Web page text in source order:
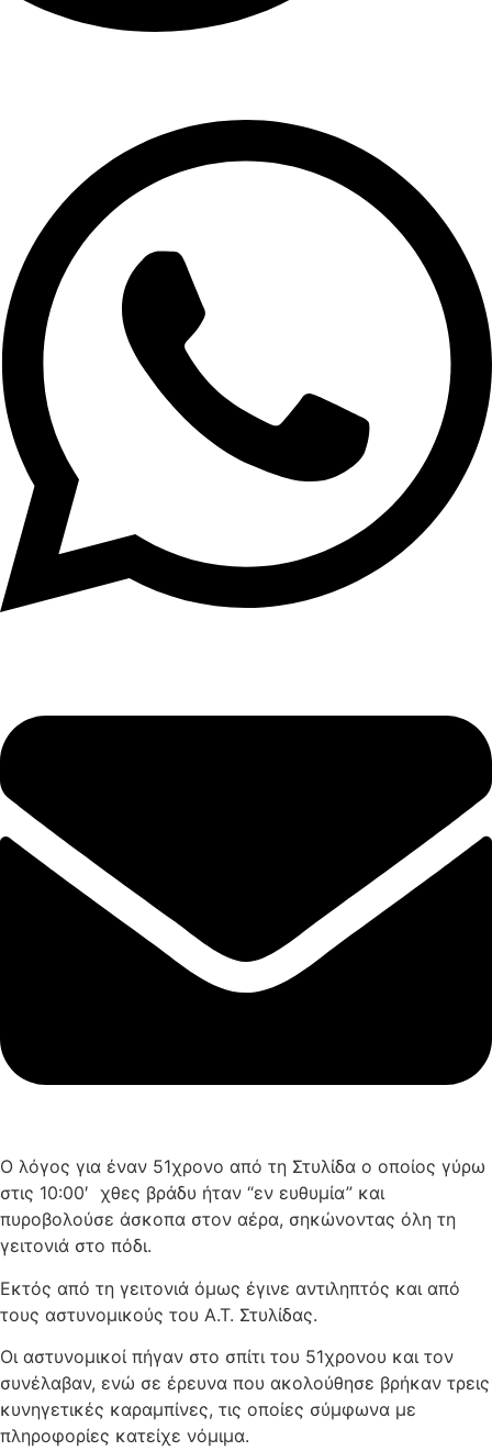
Ο λόγος για έναν 51χρονο από τη Στυλίδα ο οποίος γύρω
στις 10:00′ χθες βράδυ ήταν “εν ευθυμία” και
πυροβολούσε άσκοπα στον αέρα, σηκώνοντας όλη τη
γειτονιά στο πόδι.
Εκτός από τη γειτονιά όμως έγινε αντιληπτός και από
τους αστυνομικούς του Α.Τ. Στυλίδας.
Οι αστυνομικοί πήγαν στο σπίτι του 51χρονου και τον
συνέλαβαν, ενώ σε έρευνα που ακολούθησε βρήκαν τρεις
κυνηγετικές καραμπίνες, τις οποίες σύμφωνα με
πληροφορίες κατείχε νόμιμα.